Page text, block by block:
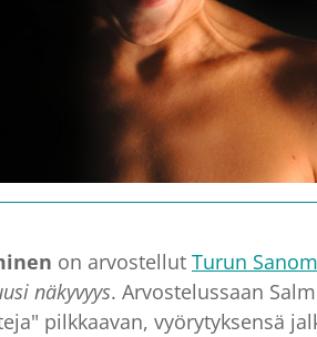
on arvostellut Turun
näkyvyys. Arvostelussaan
pilkkaavan, vyörytyksensä